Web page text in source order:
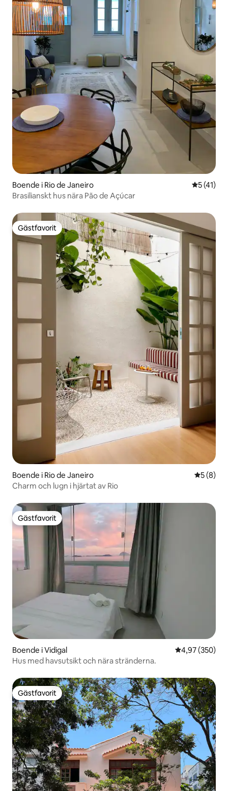
Boende i Rio de Janeiro 5 av 5 i
5 (41)
Brasilianskt hus nära Pão de Açúcar
Gästfavorit
Gästfavorit
Boende i Rio de Janeiro 5 av 5 i
5 (8)
Charm och lugn i hjärtat av Rio
Gästfavorit
Gästfavorit
Boende i Vidigal 4,97 av 5 i
4,97 (350)
Hus med havsutsikt och nära stränderna.
Gästfavorit
Gästfavorit